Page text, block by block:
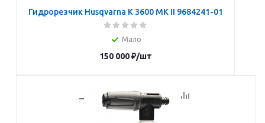
Гидрорезчик Husqvarna K 3600 MK II 9684241-01
Мало
150 000₽/шт
В корзину